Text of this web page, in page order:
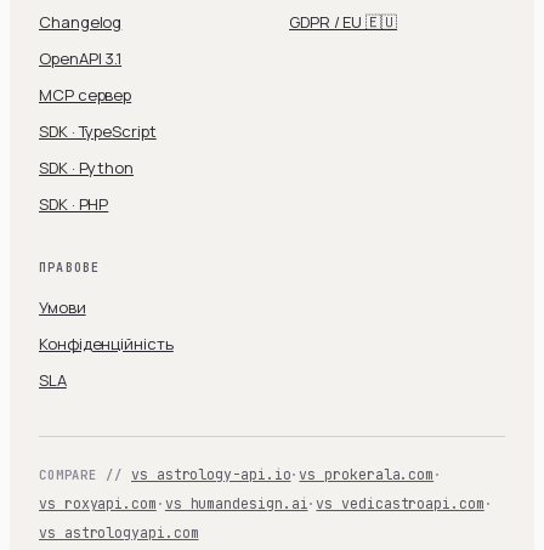
Changelog
OpenAPI 3.1
MCP сервер
SDK · TypeScript
SDK · Python
SDK · PHP
GDPR / EU 🇪🇺
ПРАВОВЕ
Умови
Конфіденційність
SLA
COMPARE // vs astrology-api.io·vs prokerala.com ·
vs roxyapi.com · vs humandesign.ai ·vs vedicastroapi.com ·
vs astrologyapi.com